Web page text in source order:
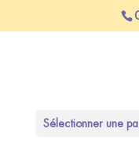
Sélectionner une